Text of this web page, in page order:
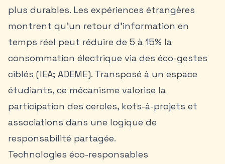
plus durables. Les expériences étrangères
montrent qu’un retour d’information en
temps réel peut réduire de 5 à 15% la
consommation électrique via des éco-gestes
ciblés (IEA; ADEME). Transposé à un espace
étudiants, ce mécanisme valorise la
participation des cercles, kots-à-projets et
associations dans une logique de
responsabilité partagée.
Technologies éco-responsables